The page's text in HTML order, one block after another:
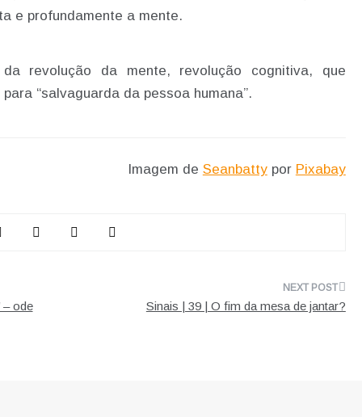
e profundamente a mente.
revolução da mente, revolução cognitiva, que
“salvaguarda da pessoa humana”.
Imagem de Seanbattypor Pixabay
– ode
Sinais | 39 | O fim da mesa de jantar?